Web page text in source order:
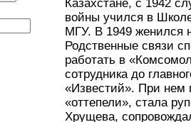
Казахстане, с 1942
войны учился в
МГУ. В 1949 женился
Родственные связи
работать в
сотрудника до
«Известий». При нем
«оттепели», стала
Хрущева,